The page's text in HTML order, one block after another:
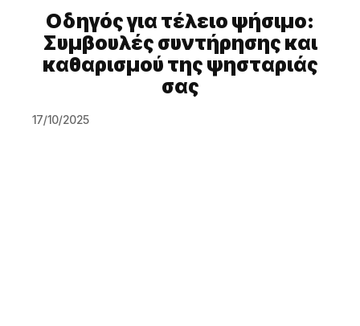
Οδηγός για τέλειο ψήσιμο:
Συμβουλές συντήρησης και
καθαρισμού της ψησταριάς
σας
17/10/2025